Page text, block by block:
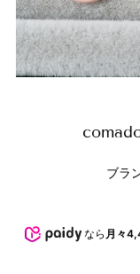
ブラ
なら 月々